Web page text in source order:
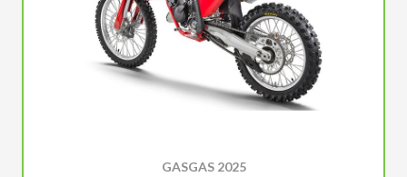
GASGAS 2025